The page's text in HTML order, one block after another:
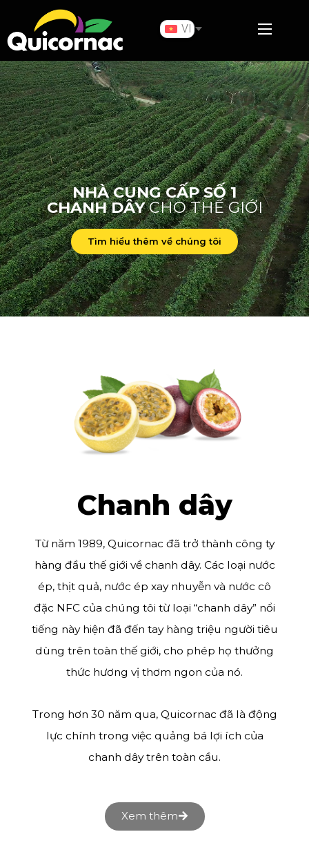
VI
NHÀ CUNG CẤP SỐ 1
CHANH DÂYCHO THẾ GIỚI
Tìm hiểu thêm về chúng tôi
Chanh dây
Từ năm 1989, Quicornac đã trở thành công ty
hàng đầu thế giới về chanh dây. Các loại nước
ép, thịt quả, nước ép xay nhuyễn và nước cô
đặc NFC của chúng tôi từ loại “chanh dây” nổi
tiếng này hiện đã đến tay hàng triệu người tiêu
dùng trên toàn thế giới, cho phép họ thưởng
thức hương vị thơm ngon của nó.
Trong hơn 30 năm qua, Quicornac đã là động
lực chính trong việc quảng bá lợi ích của
chanh dây trên toàn cầu.
Xem thêm